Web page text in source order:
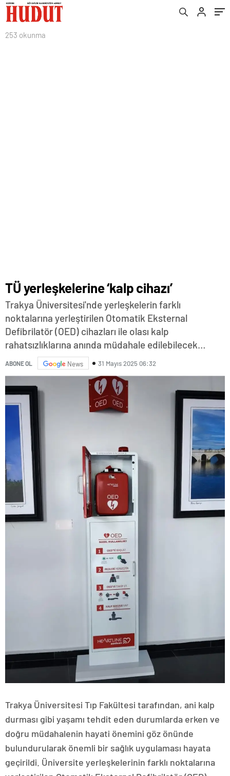
253 okunma
TÜ yerleşkelerine ‘kalp cihazı’
Trakya Üniversitesi'nde yerleşkelerin farklı
noktalarına yerleştirilen Otomatik Eksternal
Defibrilatör (OED) cihazları ile olası kalp
rahatsızlıklarına anında müdahale edilebilecek…
ABONE OL News 31 Mayıs 2025 06:32
Trakya Üniversitesi Tıp Fakültesi tarafından, ani kalp
durması gibi yaşamı tehdit eden durumlarda erken ve
doğru müdahalenin hayati önemini göz önünde
bulundurularak önemli bir sağlık uygulaması hayata
geçirildi. Üniversite yerleşkelerinin farklı noktalarına